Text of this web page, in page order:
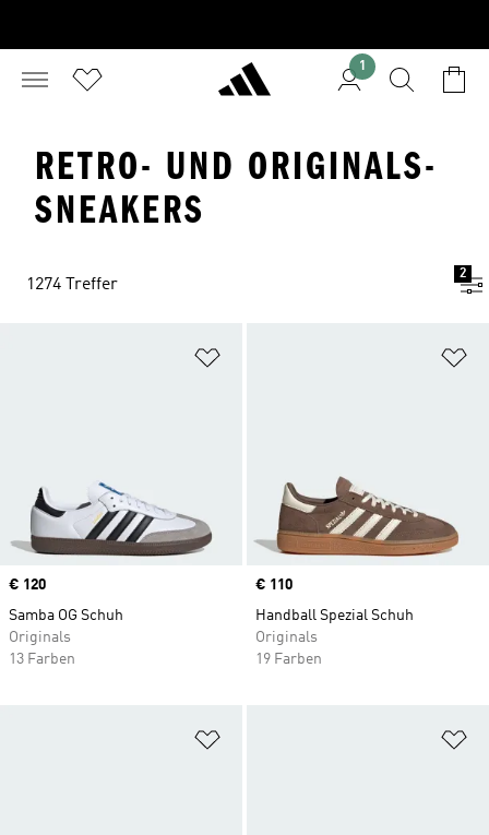
1
RETRO- UND ORIGINALS-
SNEAKERS
1274 Treffer
2
Price
€ 120
Samba OG Schuh
Originals
13 Farben
Price
€ 110
Handball Spezial Schuh
Originals
19 Farben